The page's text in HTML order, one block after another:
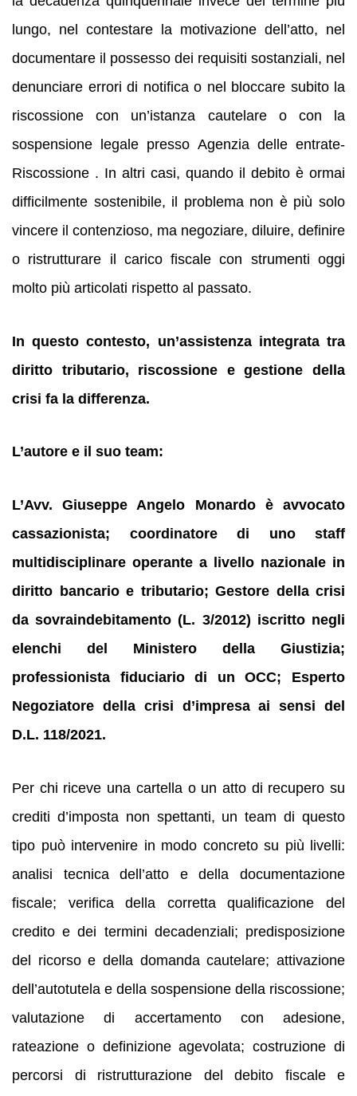
lungo, nel contestare la motivazione dell’atto, nel
documentare il possesso dei requisiti sostanziali, nel
denunciare errori di notifica o nel bloccare subito la
riscossione con un’istanza cautelare o con la
sospensione legale presso Agenzia delle entrate-
Riscossione . In altri casi, quando il debito è ormai
difficilmente sostenibile, il problema non è più solo
vincere il contenzioso, ma negoziare, diluire, definire
o ristrutturare il carico fiscale con strumenti oggi
molto più articolati rispetto al passato.
In questo contesto, un’assistenza integrata tra
diritto tributario, riscossione e gestione della
crisi fa la differenza.
L’autore e il suo team:
L’Avv. Giuseppe Angelo Monardo è avvocato
cassazionista; coordinatore di uno staff
multidisciplinare operante a livello nazionale in
diritto bancario e tributario; Gestore della crisi
da sovraindebitamento (L. 3/2012) iscritto negli
elenchi del Ministero della Giustizia;
professionista fiduciario di un OCC; Esperto
Negoziatore della crisi d’impresa ai sensi del
D.L. 118/2021.
Per chi riceve una cartella o un atto di recupero su
crediti d’imposta non spettanti, un team di questo
tipo può intervenire in modo concreto su più livelli:
analisi tecnica dell’atto e della documentazione
fiscale; verifica della corretta qualificazione del
credito e dei termini decadenziali; predisposizione
del ricorso e della domanda cautelare; attivazione
dell’autotutela e della sospensione della riscossione;
valutazione di accertamento con adesione,
rateazione o definizione agevolata; costruzione di
percorsi di ristrutturazione del debito fiscale e